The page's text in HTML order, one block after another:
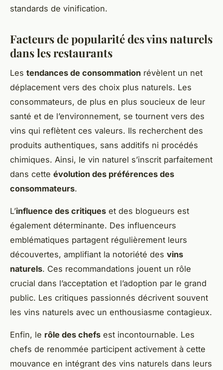
standards de vinification.
Facteurs de popularité des vins naturels
dans les restaurants
Les tendances de consommation révèlent un net
déplacement vers des choix plus naturels. Les
consommateurs, de plus en plus soucieux de leur
santé et de l’environnement, se tournent vers des
vins qui reflètent ces valeurs. Ils recherchent des
produits authentiques, sans additifs ni procédés
chimiques. Ainsi, le vin naturel s’inscrit parfaitement
dans cette évolution des préférences des
consommateurs.
L’influence des critiques et des blogueurs est
également déterminante. Des influenceurs
emblématiques partagent régulièrement leurs
découvertes, amplifiant la notoriété des vins
naturels. Ces recommandations jouent un rôle
crucial dans l’acceptation et l’adoption par le grand
public. Les critiques passionnés décrivent souvent
les vins naturels avec un enthousiasme contagieux.
Enfin, le rôle des chefs est incontournable. Les
chefs de renommée participent activement à cette
mouvance en intégrant des vins naturels dans leurs